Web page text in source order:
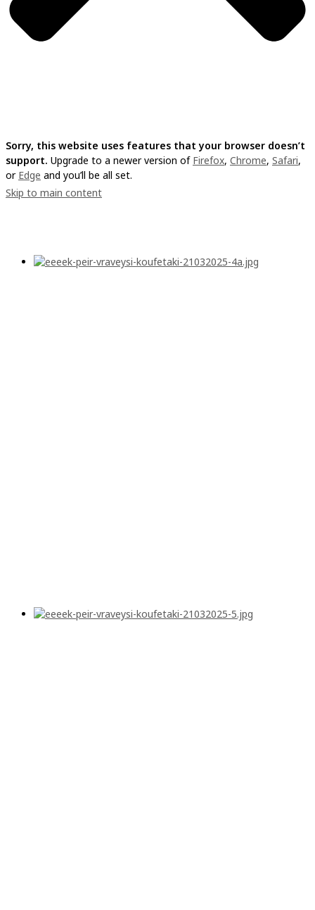
Sorry, this website uses features that your browser doesn’t
support. Upgrade to a newer version of Firefox, Chrome, Safari,
or Edge and you’ll be all set.
Skip to main content